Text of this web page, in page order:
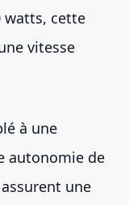
watts, cette
vitesse
à une
autonomie de
une